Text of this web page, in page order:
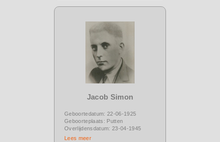
Jacob Simon
Geboortedatum: 22-06-1925
Geboorteplaats: Putten
Overlijdensdatum: 23-04-1945
Lees meer